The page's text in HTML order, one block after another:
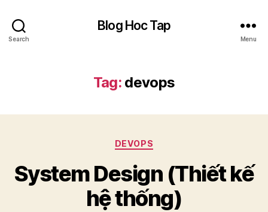
Search
Blog Hoc Tap
Menu
Tag: devops
Categories
DEVOPS
System Design (Thiết kế
hệ thống)